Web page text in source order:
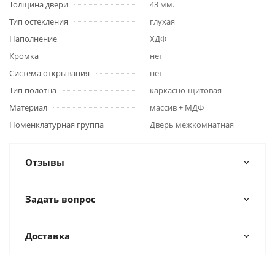
Толщина двери
43 мм.
Тип остекления
глухая
Наполнение
ХДФ
Кромка
нет
Система открывания
нет
Тип полотна
каркасно-щитовая
Материал
массив + МДФ
Номенклатурная группа
Дверь межкомнатная
Отзывы
Задать вопрос
Доставка